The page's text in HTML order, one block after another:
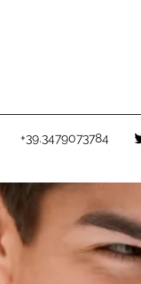
+39.3479073784